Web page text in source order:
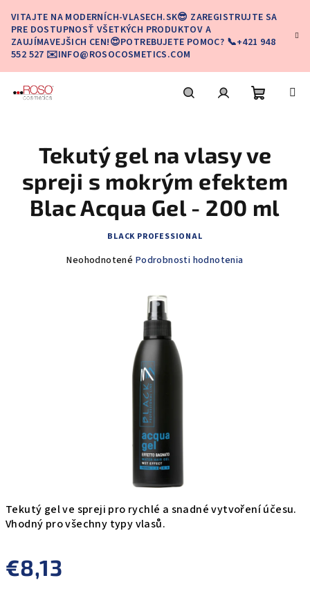
obsah
VITAJTE NA MODERNÍCH-VLASECH.SK😎 ZAREGISTRUJTE SA
PRE DOSTUPNOSŤ VŠETKÝCH PRODUKTOV A
ZAUJÍMAVEJŠICH CEN!😍POTREBUJETE POMOC? 📞+421 948
552 527 ✉️INFO@ROSOCOSMETICS.COM
košík
Tekutý gel ve spreji pro rychlé a snadné vytvoření účesu.
Vhodný pro všechny typy vlasů.
€8,13
Tekutý gel na vlasy ve
spreji s mokrým efektem
Blac Acqua Gel - 200 ml
BLACK PROFESSIONAL
Priemerné
Neohodnotené Podrobnosti hodnotenia